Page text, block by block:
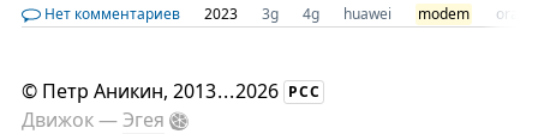
Нет комментариев 2023 3g 4g huawei modem
© Петр Аникин, 2013...2026 РСС
Движок —Эгея